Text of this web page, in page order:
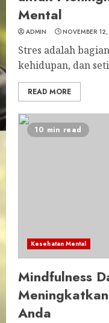
Mental
ADMIN NOVEMBER
Stres adalah
kehidupan, dan
READ MORE
10 min read
Kesehatan Mental
Mindfulness
Anda